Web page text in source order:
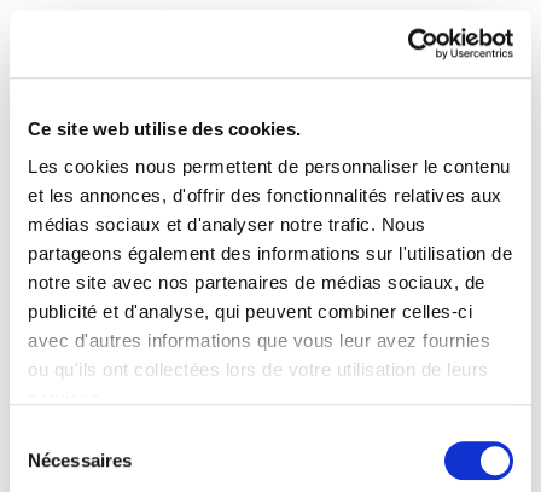
Ce site web utilise des cookies.
Les cookies nous permettent de personnaliser le contenu
et les annonces, d'offrir des fonctionnalités relatives aux
médias sociaux et d'analyser notre trafic. Nous
partageons également des informations sur l'utilisation de
notre site avec nos partenaires de médias sociaux, de
publicité et d'analyse, qui peuvent combiner celles-ci
avec d'autres informations que vous leur avez fournies
ou qu'ils ont collectées lors de votre utilisation de leurs
Nécessaires
Enbata + Alda! 2026
Enbata-Alda2026(117).pdf599.0 KB
PLAN DU SITE ACCESSIBILITÉ CONTACT
Manu Robles-Arangiz Institutua Fundazioa
Corderliers karrika 20 - 64100 Baiona -